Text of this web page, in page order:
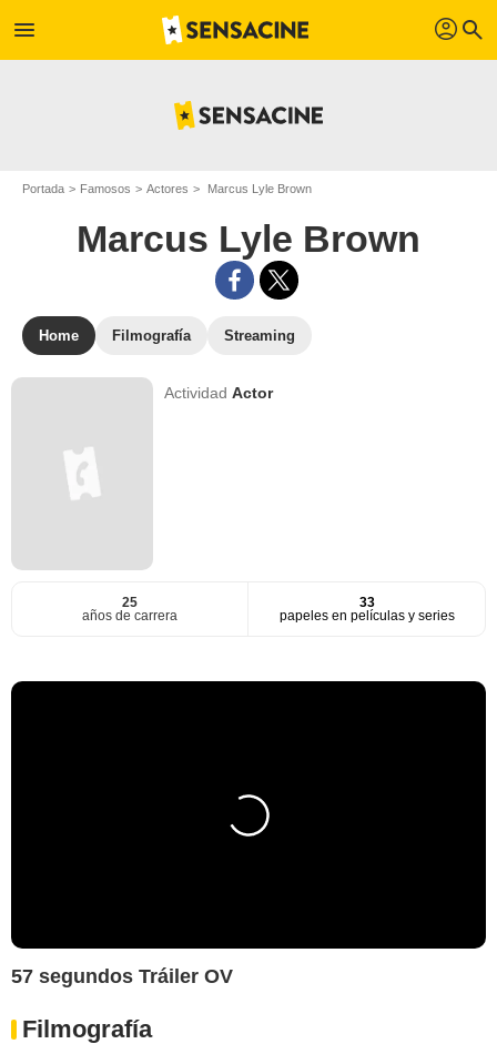
menu profil search
Portada Famosos Actores Marcus Lyle Brown
Marcus Lyle Brown
Home Filmografía Streaming
ActividadActor
25
años de carrera
33
papeles en películas y series
57 segundos Tráiler OV
Filmografía